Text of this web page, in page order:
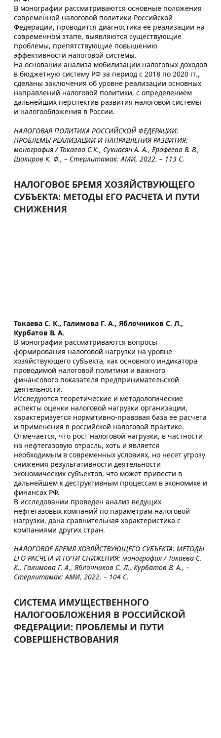
В монографии рассматриваются основные положения
современной налоговой политики Российской
Федерации, проводится диагностика ее реализации на
современном этапе, выявляются существующие
проблемы, препятствующие повышению
эффективности налоговой системы.
На основании анализа мобилизации налоговых доходов
в бюджетную систему РФ за период с 2018 по 2020 гг.,
сделаны заключения об уровне реализации основных
направлений налоговой политики, с определением
дальнейших перспектив развития налоговой системы
и налогообложения в России.
НАЛОГОВАЯ ПОЛИТИКА РОССИЙСКОЙ ФЕДЕРАЦИИ:
ПРОБЛЕМЫ РЕАЛИЗАЦИИ И НАПРАВЛЕНИЯ РАЗВИТИЯ:
монография / Токаева С.К., Сукиасян А. А., Ерофеева В. В.,
Шакиров К. Ф., – Стерлитамак: АМИ, 2022. – 113 С.
НАЛОГОВОЕ БРЕМЯ ХОЗЯЙСТВУЮЩЕГО
СУБЪЕКТА: МЕТОДЫ ЕГО РАСЧЕТА И ПУТИ
СНИЖЕНИЯ
Токаева С. К., Галимова Г. А., Яблочников С. Л.,
Курбатов В. А.
В монографии рассматриваются вопросы
формирования налоговой нагрузки на уровне
хозяйствующего субъекта, как основного индикатора
проводимой налоговой политики и важного
финансового показателя предпринимательской
деятельности.
Исследуются теоретические и методологические
аспекты оценки налоговой нагрузки организации,
характеризуется нормативно-правовая база ее расчета
и применения в российской налоговой практике.
Отмечается, что рост налоговой нагрузки, в частности
на нефтегазовую отрасль, хоть и является
необходимым в современных условиях, но несет угрозу
снижения результативности деятельности
экономических субъектов, что может привести в
дальнейшем к деструктивным процессам в экономике и
финансах РФ.
В исследовании проведен анализ ведущих
нефтегазовых компаний по параметрам налоговой
нагрузки, дана сравнительная характеристика с
компаниями других стран.
НАЛОГОВОЕ БРЕМЯ ХОЗЯЙСТВУЮЩЕГО СУБЪЕКТА: МЕТОДЫ
ЕГО РАСЧЕТА И ПУТИ СНИЖЕНИЯ: монография / Токаева С.
К., Галимова Г. А., Яблочников С. Л., Курбатов В. А., –
Стерлитамак: АМИ, 2022. – 104 С.
СИСТЕМА ИМУЩЕСТВЕННОГО
НАЛОГООБЛОЖЕНИЯ В РОССИЙСКОЙ
ФЕДЕРАЦИИ: ПРОБЛЕМЫ И ПУТИ
СОВЕРШЕНСТВОВАНИЯ